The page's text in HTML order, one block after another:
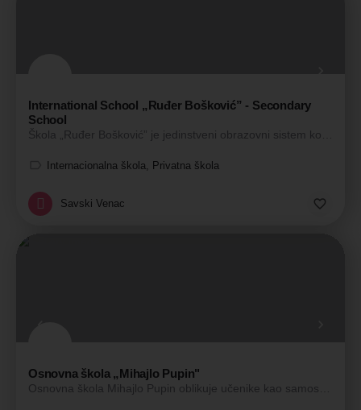
International School „Ruđer Bošković” - Secondary
School
Internacionalna škola, Privatna škola
Savski Venac
Osnovna škola „Mihajlo Pupin"